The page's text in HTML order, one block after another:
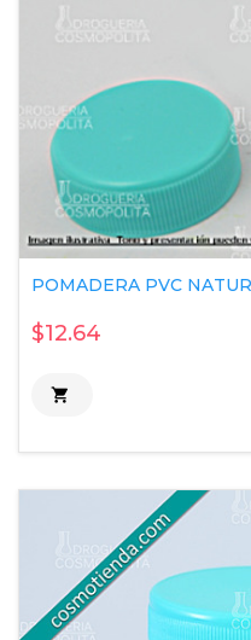
POMADERA PVC
$12.64
